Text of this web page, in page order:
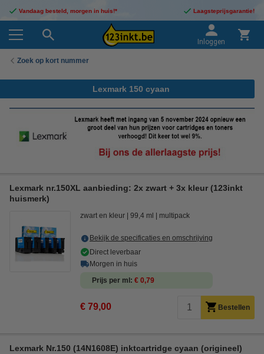
Vandaag besteld, morgen in huis!* Laagsteprijsgarantie!
Inloggen
Zoek op kort nummer
Lexmark 150 cyaan
Lexmark nr.150XL aanbieding: 2x zwart + 3x kleur (123inkt
huismerk)
zwart en kleur 99,4 ml multipack
Bekijk de specificaties en omschrijving
Direct leverbaar
Morgen in huis
Prijs per ml
€ 0,79
€ 79,00 Bestellen
Lexmark Nr.150 (14N1608E) inktcartridge cyaan (origineel)